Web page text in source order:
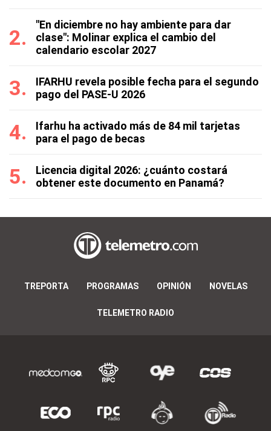
"En diciembre no hay ambiente para dar
clase": Molinar explica el cambio del
calendario escolar 2027
IFARHU revela posible fecha para el segundo
pago del PASE-U 2026
Ifarhu ha activado más de 84 mil tarjetas
para el pago de becas
Licencia digital 2026: ¿cuánto costará
obtener este documento en Panamá?
TREPORTA PROGRAMAS OPINIÓN NOVELAS
TELEMETRO RADIO